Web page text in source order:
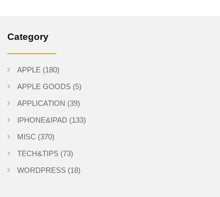
Category
APPLE (180)
APPLE GOODS (5)
APPLICATION (39)
IPHONE&IPAD (133)
MISC (370)
TECH&TIPS (73)
WORDPRESS (18)